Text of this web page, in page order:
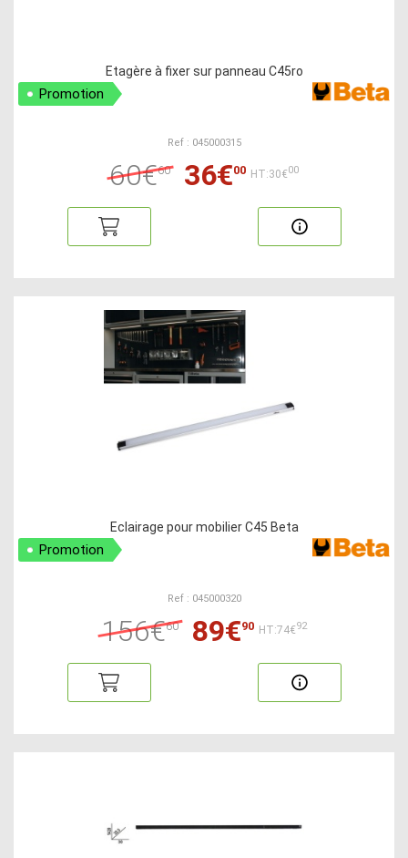
Etagère à fixer sur panneau C45ro
Promotion
Ref : 045000315
60€60 36€00 HT:30€00
Eclairage pour mobilier C45 Beta
Promotion
Ref : 045000320
156€60 89€90 HT:74€92